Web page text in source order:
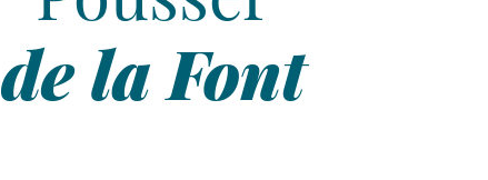
On parle de vous
de la Font